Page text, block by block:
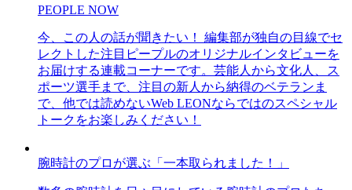
PEOPLE NOW
今、この人の話が聞きたい！ 編集部が独自の目線でセ
レクトした注目ピープルのオリジナルインタビューを
お届けする連載コーナーです。芸能人から文化人、ス
ポーツ選手まで、注目の新人から納得のベテランま
で、他では読めないWeb LEONならではのスペシャル
トークをお楽しみください！
腕時計のプロが選ぶ「一本取られました！」